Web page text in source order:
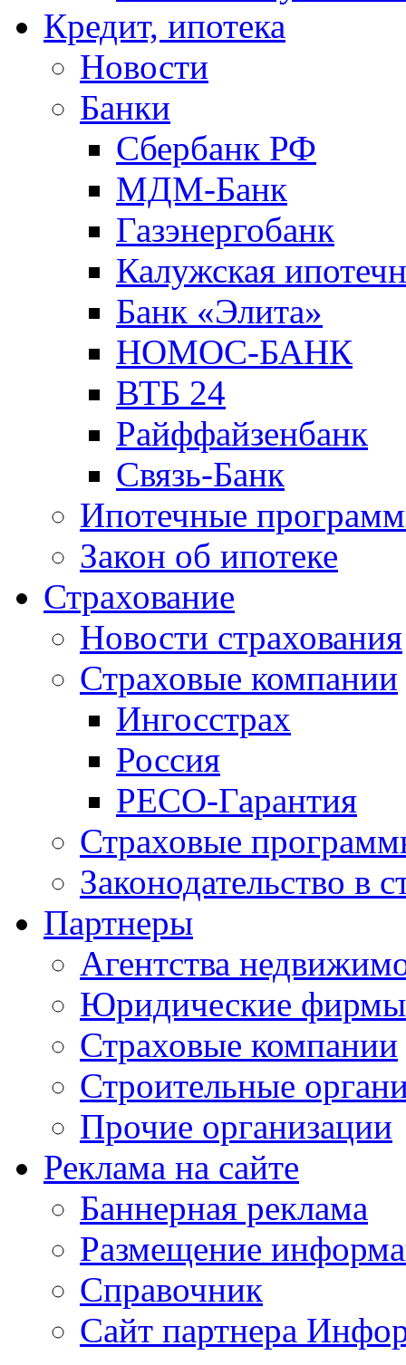
Кредит, ипотека
Новости
Банки
Сбербанк РФ
МДМ-Банк
Газэнергобанк
Калужская
Банк «Элита»
НОМОС-БАНК
ВТБ 24
Райффайзенбанк
Связь-Банк
Ипотечные
Закон об ипотеке
Страхование
Новости страхования
Страховые компании
Ингосстрах
Россия
РЕСО-Гарантия
Страховые
Законодательство в
Партнеры
Агентства
Юридические фирмы
Страховые компании
Строительные
Прочие организации
Реклама на сайте
Баннерная реклама
Размещение
Справочник
Сайт партнера